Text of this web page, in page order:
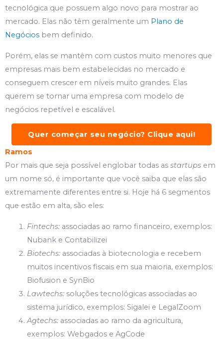
tecnológica que possuem algo novo para mostrar ao
mercado. Elas não têm geralmente um Plano de
Negócios bem definido.
Porém, elas se mantêm com custos muito menores que
empresas mais bem estabelecidas no mercado e
conseguem crescer em níveis muito grandes. Elas
querem se tornar uma empresa com modelo de
negócios repetível e escalável.
Quer começar seu negócio? Clique aqui!
Ramos
Por mais que seja possível englobar todas as startups em
um nome só, é importante que você saiba que elas são
extremamente diferentes entre si. Hoje há 6 segmentos
que estão em alta, são eles:
Fintechs:associadas ao ramo financeiro, exemplos:
Nubank e Contabilizei
Biotechs:associadas à biotecnologia e recebem
muitos incentivos fiscais em sua maioria, exemplos:
Biofusion e SynBio
Lawtechs:soluções tecnológicas associadas ao
sistema jurídico, exemplos: Sigalei e LegalZoom
Agtechs:associadas ao ramo da agricultura,
exemplos: Webgados e AgCode